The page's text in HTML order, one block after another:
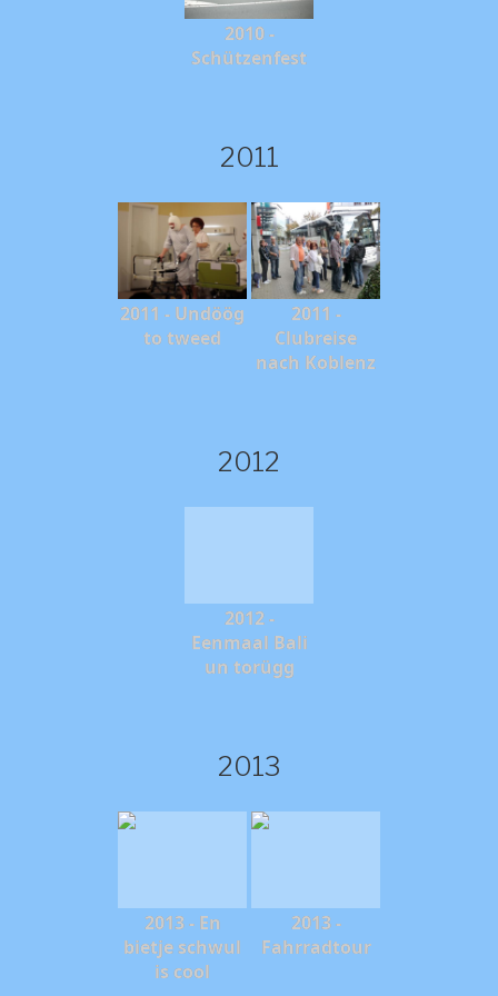
2010 -
Schützenfest
2011
2011 - Undöög
to tweed
2011 -
Clubreise
nach Koblenz
2012
2012 -
Eenmaal Bali
un torügg
2013
2013 - En
bietje schwul
is cool
2013 -
Fahrradtour